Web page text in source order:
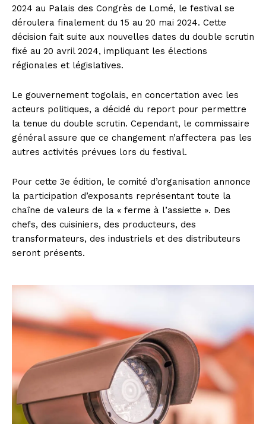
2024 au Palais des Congrès de Lomé, le festival se
déroulera finalement du 15 au 20 mai 2024. Cette
décision fait suite aux nouvelles dates du double scrutin
fixé au 20 avril 2024, impliquant les élections
régionales et législatives.
Le gouvernement togolais, en concertation avec les
acteurs politiques, a décidé du report pour permettre
la tenue du double scrutin. Cependant, le commissaire
général assure que ce changement n’affectera pas les
autres activités prévues lors du festival.
Pour cette 3e édition, le comité d’organisation annonce
la participation d’exposants représentant toute la
chaîne de valeurs de la « ferme à l’assiette ». Des
chefs, des cuisiniers, des producteurs, des
transformateurs, des industriels et des distributeurs
seront présents.